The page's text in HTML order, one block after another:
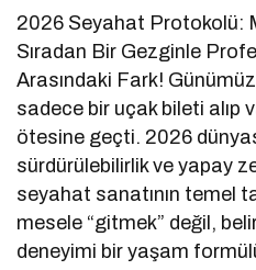
2026 Seyahat Protokolü:
Sıradan Bir Gezginle
Arasındaki Fark!
sadece bir uçak bileti alıp
ötesine geçti. 2026
sürdürülebilirlik ve yapay
seyahat sanatının temel
mesele “gitmek” değil,
deneyimi bir yaşam